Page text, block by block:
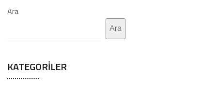
Ara
Ara
KATEGORILER